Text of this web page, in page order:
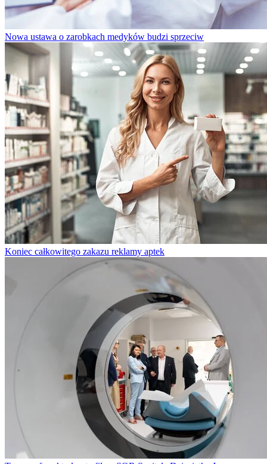
Nowa ustawa o zarobkach medyków budzi sprzeciw
Koniec całkowitego zakazu reklamy aptek